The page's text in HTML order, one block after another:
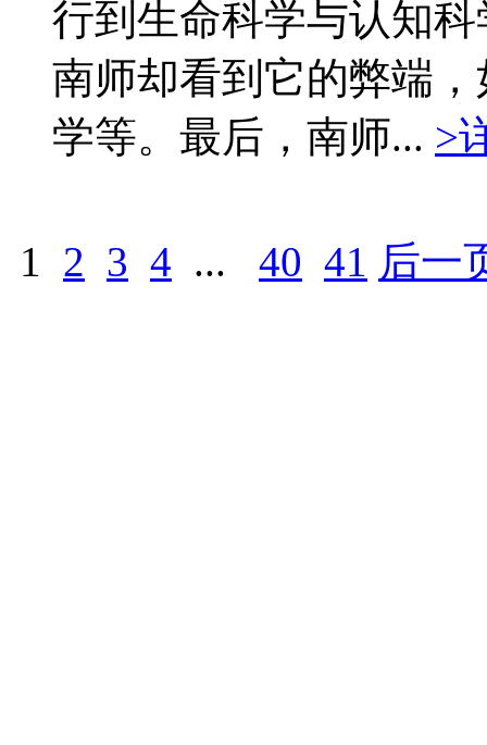
行到生命科学与认知
南师却看到它的弊端
学等。最后，南师... >
1 2 3 4 ... 40 41 后一